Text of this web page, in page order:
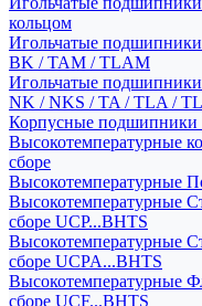
кольцом
Игольчатые
BK / TAM / TLAM
Игольчатые
NK / NKS / TA / TLA /
Корпусные подшипники
Высокотемпературные
сборе
Высокотемпературные
Высокотемпературные
сборе UCP...BHTS
Высокотемпературные
сборе UCPA...BHTS
Высокотемпературные
сборе UCF...BHTS